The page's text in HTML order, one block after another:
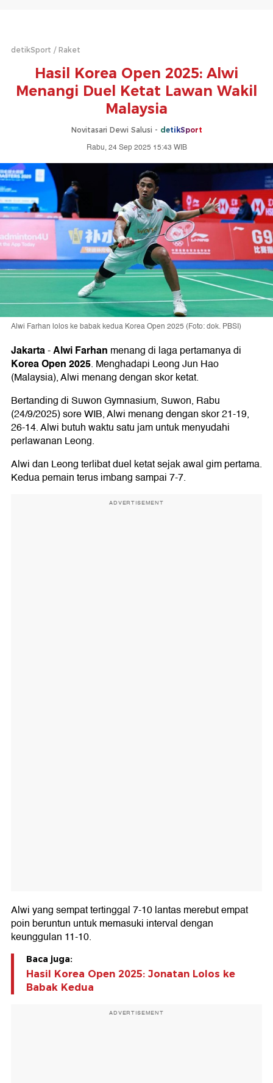
detikSport Raket
Hasil Korea Open 2025: Alwi
Menangi Duel Ketat Lawan Wakil
Malaysia
Novitasari Dewi Salusi - detikSport
Rabu, 24 Sep 2025 15:43 WIB
Alwi Farhan lolos ke babak kedua Korea Open 2025 (Foto: dok. PBSI)
Jakarta-Alwi Farhan menang di laga pertamanya di
Korea Open 2025. Menghadapi Leong Jun Hao
(Malaysia), Alwi menang dengan skor ketat.
Bertanding di Suwon Gymnasium, Suwon, Rabu
(24/9/2025) sore WIB, Alwi menang dengan skor 21-19,
26-14. Alwi butuh waktu satu jam untuk menyudahi
perlawanan Leong.
Alwi dan Leong terlibat duel ketat sejak awal gim pertama.
Kedua pemain terus imbang sampai 7-7.
ADVERTISEMENT
Alwi yang sempat tertinggal 7-10 lantas merebut empat
poin beruntun untuk memasuki interval dengan
keunggulan 11-10.
Baca juga:
Hasil Korea Open 2025: Jonatan Lolos ke
Babak Kedua
ADVERTISEMENT